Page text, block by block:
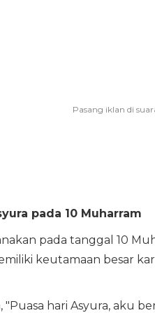
pada 10 Muharram
pada tanggal 10
keutamaan besar
"Puasa hari Asyura, aku